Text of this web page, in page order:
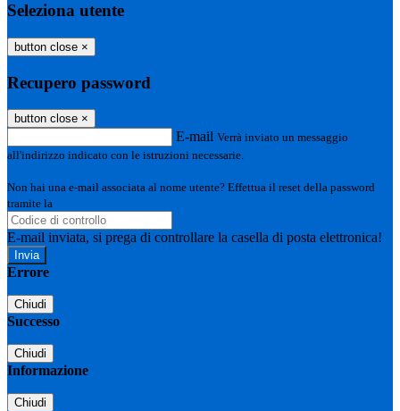
Seleziona utente
button close ×
Recupero password
button close ×
E-mail Verrà inviato un messaggio
all'indirizzo indicato con le istruzioni necessarie.
Non hai una e-mail associata al nome utente? Effettua il reset della password
tramite la
E-mail inviata, si prega di controllare la casella di posta elettronica!
Errore
Chiudi
Successo
Chiudi
Informazione
Chiudi